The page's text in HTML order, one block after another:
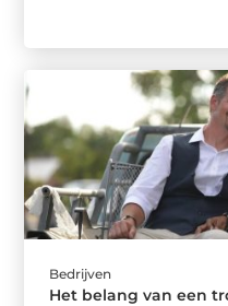
Bedrijven
Het belang van een